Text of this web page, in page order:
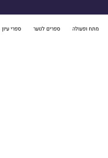
מתח ופעולה ספרים לנוער ספרי עיון